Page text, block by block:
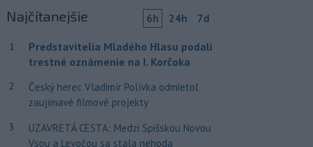
Najčítanejšie 6h 24h 7d
1
Predstavitelia Mladého Hlasu podali
trestné oznámenie na I. Korčoka
2
Český herec Vladimír Polívka odmietol
zaujímavé filmové projekty
3
UZAVRETÁ CESTA: Medzi Spišskou Novou
Vsou a Levočou sa stala nehoda